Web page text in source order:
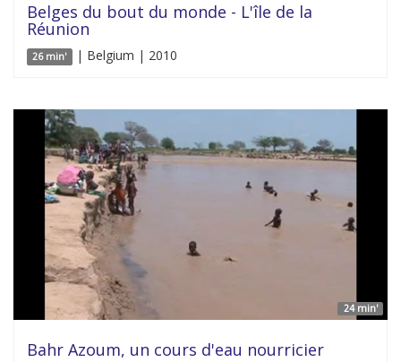
Belges du bout du monde - L'île de la
Réunion
26 min' | Belgium | 2010
24 min'
Bahr Azoum, un cours d'eau nourricier